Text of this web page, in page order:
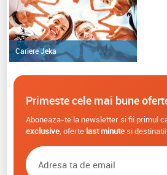
Cariere Jeka
Primeste cele mai bune
Aboneaza-te la newsletter si fii primul
exclusive, oferte last minutesi destinatii